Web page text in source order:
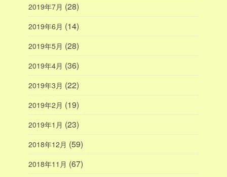
2019年7月 (28)
2019年6月 (14)
2019年5月 (28)
2019年4月 (36)
2019年3月 (22)
2019年2月 (19)
2019年1月 (23)
2018年12月 (59)
2018年11月 (67)